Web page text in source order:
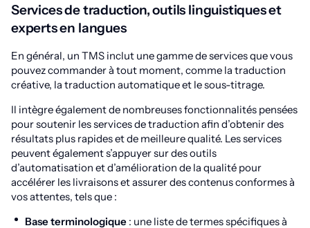
Services de traduction, outils linguistiques et
experts en langues
En général, un TMS inclut une gamme de services que vous
pouvez commander à tout moment, comme la traduction
créative, la traduction automatique et le sous-titrage.
Il intègre également de nombreuses fonctionnalités pensées
pour soutenir les services de traduction afin d’obtenir des
résultats plus rapides et de meilleure qualité. Les services
peuvent également s’appuyer sur des outils
d’automatisation et d’amélioration de la qualité pour
accélérer les livraisons et assurer des contenus conformes à
vos attentes, tels que :
Base terminologique : une liste de termes spécifiques à